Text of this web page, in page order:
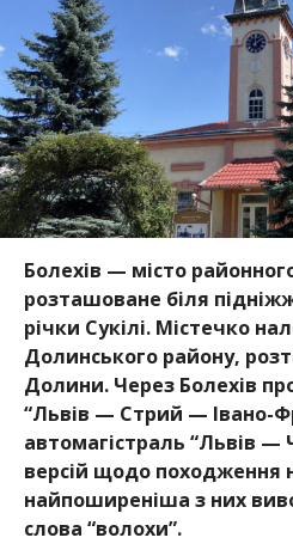
Болехів — місто
розташоване біля
річки Сукілі. Містечко
Долинського району,
Долини. Через Болехів
“Львів — Стрий — Івано-
автомагістраль “Львів —
версій щодо походження
найпоширеніша з них
слова “волохи”.